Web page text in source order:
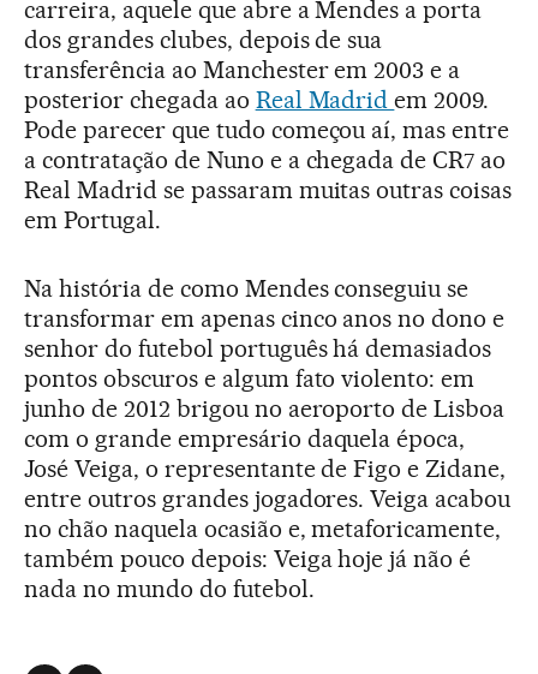
carreira, aquele que abre a Mendes a porta
dos grandes clubes, depois de sua
transferência ao Manchester em 2003 e a
posterior chegada ao Real Madridem 2009.
Pode parecer que tudo começou aí, mas entre
a contratação de Nuno e a chegada de CR7 ao
Real Madrid se passaram muitas outras coisas
em Portugal.
Na história de como Mendes conseguiu se
transformar em apenas cinco anos no dono e
senhor do futebol português há demasiados
pontos obscuros e algum fato violento: em
junho de 2012 brigou no aeroporto de Lisboa
com o grande empresário daquela época,
José Veiga, o representante de Figo e Zidane,
entre outros grandes jogadores. Veiga acabou
no chão naquela ocasião e, metaforicamente,
também pouco depois: Veiga hoje já não é
nada no mundo do futebol.